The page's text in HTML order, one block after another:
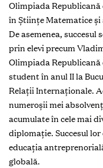
Olimpiada
în Științe Matematice și
De asemenea, succesul
prin elevi precum
Olimpiada Republicană
student în anul II la
Relații Internaționale.
numeroșii mei
acumulate în cele mai
diplomație. Succesul
educația
globală.